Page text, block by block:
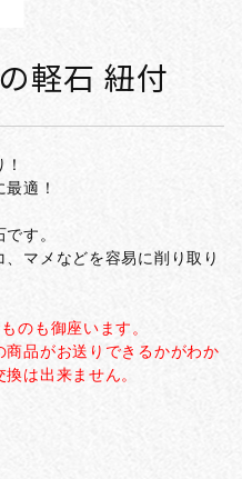
軽石 紐付
適！
す。
マメなどを容易に削り取り
のも御座います。
品がお送りできるかがわか
は出来ません。